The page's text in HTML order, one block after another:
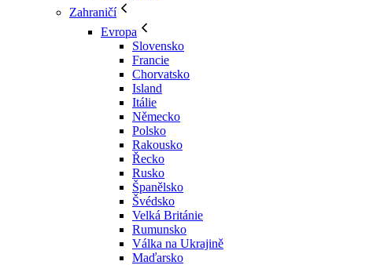
Zahraničí
Evropa
Slovensko
Francie
Chorvatsko
Island
Itálie
Německo
Polsko
Rakousko
Řecko
Rusko
Španělsko
Švédsko
Velká Británie
Rumunsko
Válka na Ukrajině
Maďarsko